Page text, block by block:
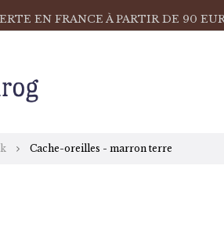
EN FRANCE À PARTIR DE 90
Cache-oreilles - marron terre